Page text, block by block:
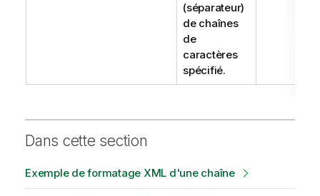
(séparateur)
de chaînes
de
caractères
spécifié.
Dans cette section
Exemple de formatage XML d'une chaîne